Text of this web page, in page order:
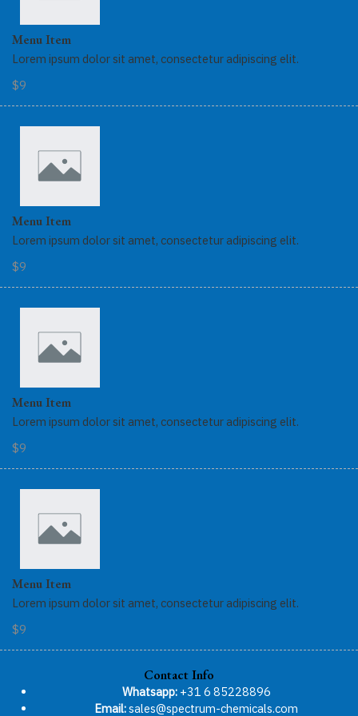
Menu Item
Lorem ipsum dolor sit amet, consectetur adipiscing elit.
$9
Menu Item
Lorem ipsum dolor sit amet, consectetur adipiscing elit.
$9
Menu Item
Lorem ipsum dolor sit amet, consectetur adipiscing elit.
$9
Menu Item
Lorem ipsum dolor sit amet, consectetur adipiscing elit.
$9
Contact Info
Whatsapp:+31 6 85228896
Email:sales@spectrum-chemicals.com